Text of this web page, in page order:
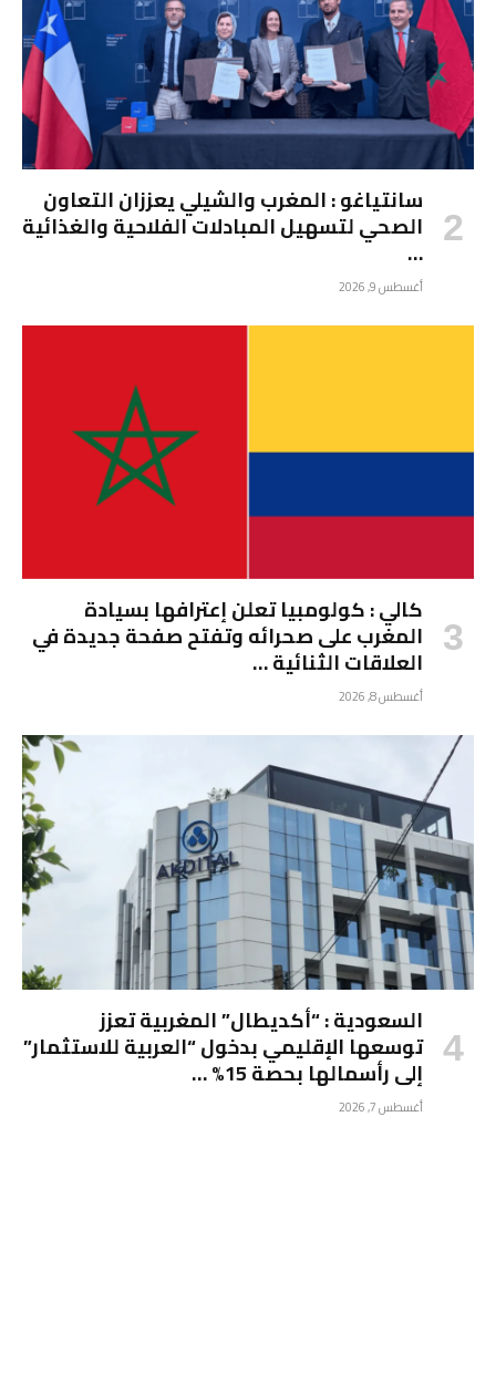
سانتياغو : المغرب والشيلي يعززان التعاون
الصحي لتسهيل المبادلات الفلاحية والغذائية
…
أغسطس 9, 2026
كالي : كولومبيا تعلن إعترافها بسيادة
المغرب على صحرائه وتفتح صفحة جديدة في
العلاقات الثنائية …
أغسطس 8, 2026
السعودية : “أكديطال” المغربية تعزز
توسعها الإقليمي بدخول “العربية للاستثمار”
إلى رأسمالها بحصة 15% …
أغسطس 7, 2026